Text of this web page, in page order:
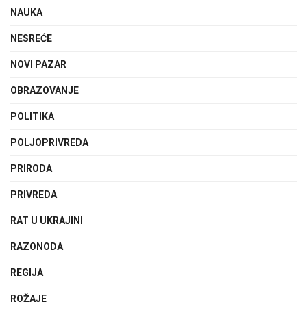
NAUKA
NESREĆE
NOVI PAZAR
OBRAZOVANJE
POLITIKA
POLJOPRIVREDA
PRIRODA
PRIVREDA
RAT U UKRAJINI
RAZONODA
REGIJA
ROŽAJE